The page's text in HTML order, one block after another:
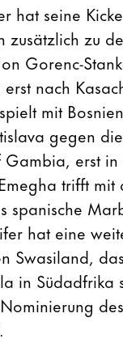
hat seine
zu
Gorenc-
nach
mit
gegen
erst
trifft mit
spanische
hat eine
Swasiland,
in Südadfrika